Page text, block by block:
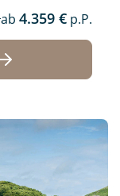
ab 4.359 € p.P.